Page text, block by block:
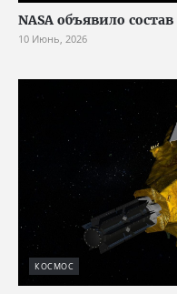
NASA объявило
10 Июнь, 2026
КОСМОС